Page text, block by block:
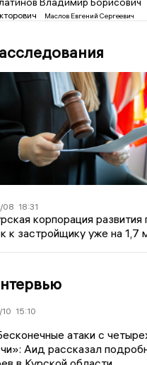
Маслов Евгений Сергеевич
08 18:31
корпорация
к застройщику уже на 1,7
15:10
атаки с
Аид рассказал